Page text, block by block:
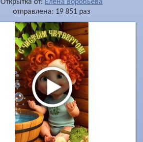
Открытка от: Елена воробьёва
отправлена: 19 851 раз